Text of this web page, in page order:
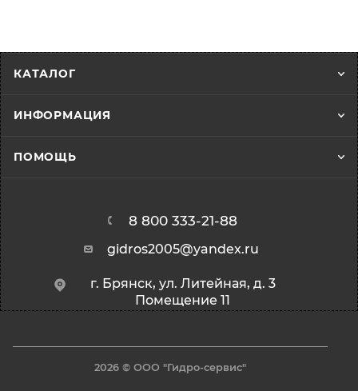
КАТАЛОГ
ИНФОРМАЦИЯ
ПОМОЩЬ
8 800 333-21-88
gidros2005@yandex.ru
г. Брянск, ул. Литейная, д. 3
Помещение 11
2026 © ООО "Гидро-сервис"